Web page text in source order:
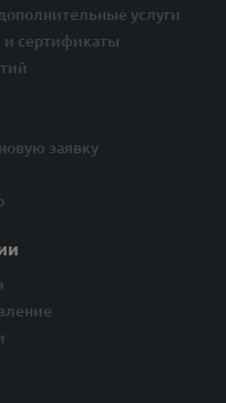
услуги
сертификаты
заявку